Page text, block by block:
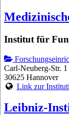
Institut für
Carl-Neuberg-Str. 1
30625 Hannover
Link zur
Leibniz-